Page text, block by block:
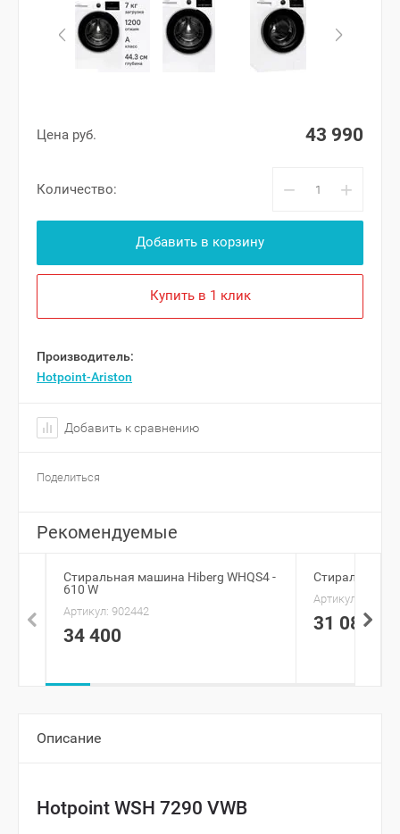
Цена руб. 43 990
Количество: − +
Добавить в корзину
Купить в 1 клик
Производитель:
Hotpoint-Ariston
Добавить к сравнению
Поделиться
Рекомендуемые
Стиральная машина Hiberg WHQS4 -
610 W
Артикул: 902442
34 400
Стиральная
Артикул:
31 080
Описание
Hotpoint WSH 7290 VWB